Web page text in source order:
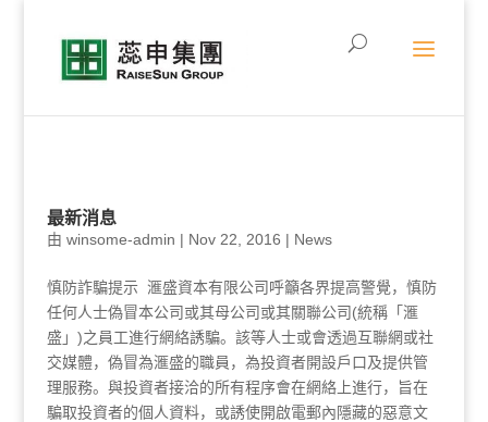
最新消息
由 winsome-admin | Nov 22, 2016 | News
慎防詐騙提示 滙盛資本有限公司呼籲各界提高警覺，慎防
任何人士偽冒本公司或其母公司或其關聯公司(統稱「滙
盛」)之員工進行網絡誘騙。該等人士或會透過互聯網或社
交媒體，偽冒為滙盛的職員，為投資者開設戶口及提供管
理服務。與投資者接洽的所有程序會在網絡上進行，旨在
騙取投資者的個人資料，或誘使開啟電郵內隱藏的惡意文